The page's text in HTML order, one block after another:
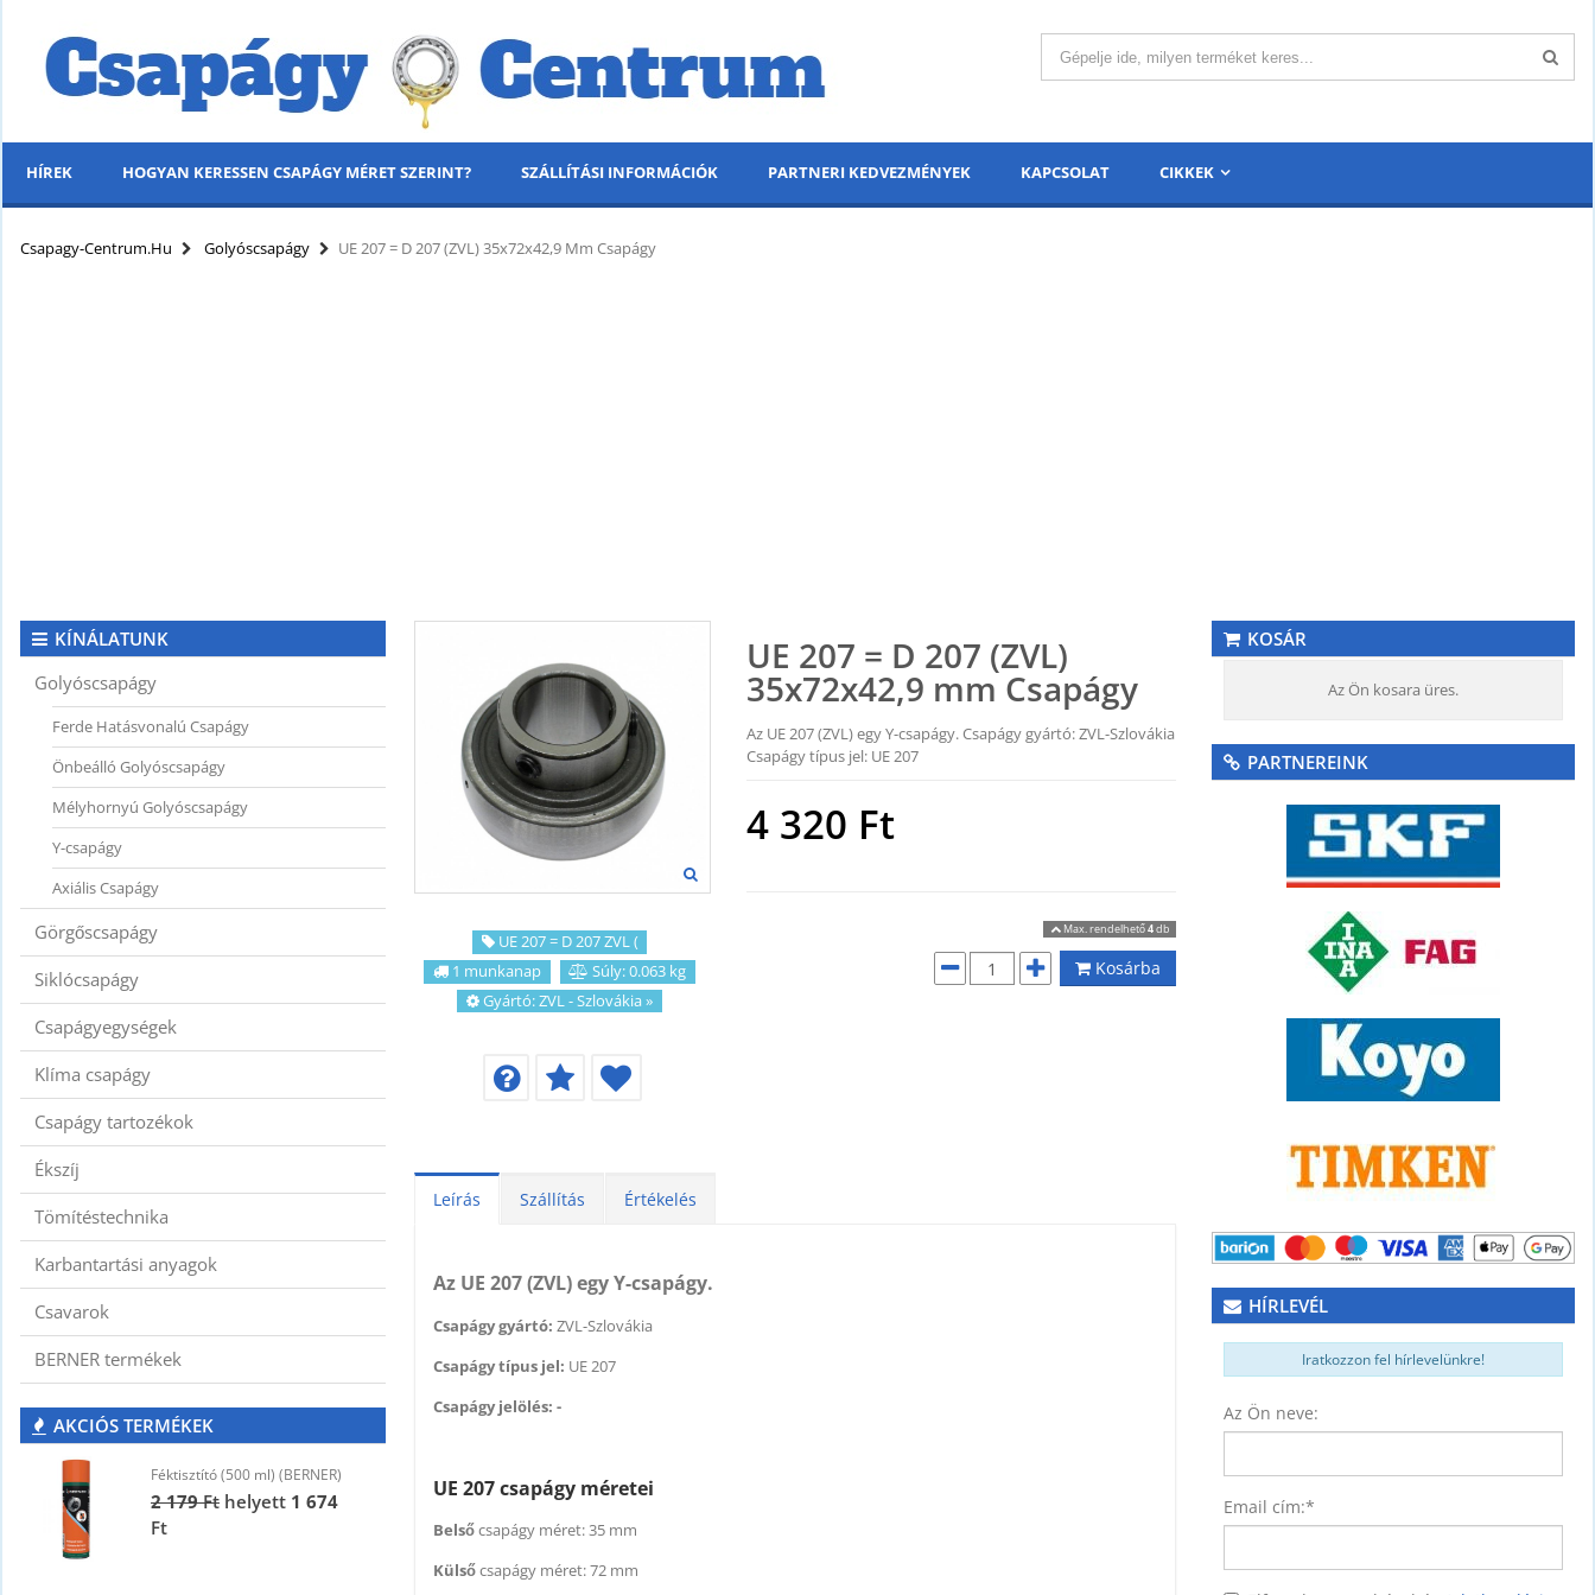
HÍREK HOGYAN KERESSEN CSAPÁGY MÉRET SZERINT? SZÁLLÍTÁSI INFORMÁCIÓK PARTNERI KEDVEZMÉNYEK KAPCSOLAT CIKKEK
MENÜ
Csapagy-Centrum.hu Golyóscsapágy UE 207 = D 207 (ZVL) 35x72x42,9 Mm Csapágy
UE 207 = D 207 ZVL (
1 munkanap
Súly: 0.063 kg
Gyártó:ZVL - Szlovákia»
UE 207 = D 207 (ZVL)
35x72x42,9 mm Csapágy
Az UE 207 (ZVL) egy Y-csapágy. Csapágy gyártó: ZVL-Szlovákia
Csapágy típus jel: UE 207
4 320 Ft
Max. rendelhető4db
Kosárba
Leírás Szállítás Értékelés
Az UE 207 (ZVL) egy Y-csapágy.
Csapágy gyártó: ZVL-Szlovákia
Csapágy típus jel: UE 207
Csapágy jelölés: -
UE 207 csapágy méretei
Belsőcsapágy méret: 35 mm
Külsőcsapágy méret: 72 mm
KOSÁR
Az Ön kosara üres.
PARTNEREINK
HÍRLEVÉL
Iratkozzon fel hírlevelünkre!
Az Ön neve:
Email cím:*
KÍNÁLATUNK
Golyóscsapágy
Ferde Hatásvonalú Csapágy
Önbeálló Golyóscsapágy
Mélyhornyú Golyóscsapágy
Y-csapágy
Axiális Csapágy
Görgőscsapágy
Siklócsapágy
Csapágyegységek
Klíma csapágy
Csapágy tartozékok
Ékszíj
Tömítéstechnika
Karbantartási anyagok
Csavarok
BERNER termékek
AKCIÓS TERMÉKEK
Féktisztító (500 ml) (BERNER)
2 179 Ft helyett 1 674
Ft
2 179 Fthelyett
Ft